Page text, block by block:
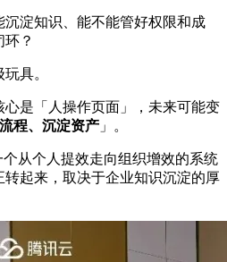
淀知识、能不能管好权限和成
？
具。
心是「人操作页面」，未来可能变
程、沉淀资产 」。
从个人提效走向组织增效的系统
起来，取决于企业知识沉淀的厚